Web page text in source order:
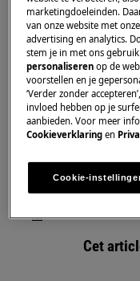
lave-
lave-
Résolution :
1. Pour la
sur les touches
Reportez-vous à
plus amples
Vous pouvez
ici
Cet
marketingdoeleinden.
van onze website met
advertising en analytics.
stem je in met ons
personaliseren op de
voorstellen en je
‘Verder zonder
invloed hebben op je
aanbieden. Voor meer
Cookieverklaring en
Cookie-